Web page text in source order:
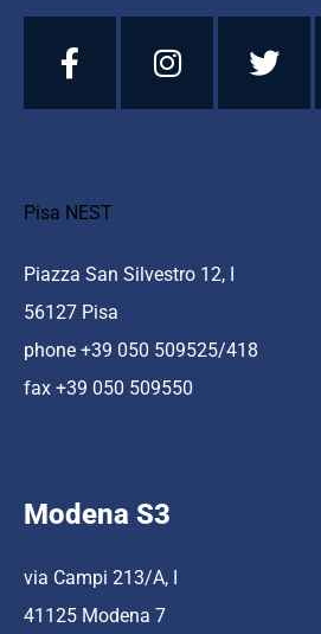
Pisa NEST
Piazza San Silvestro 12, I
56127 Pisa
phone +39 050 509525/418
fax +39 050 509550
Modena S3
via Campi 213/A, I
41125 Modena 7